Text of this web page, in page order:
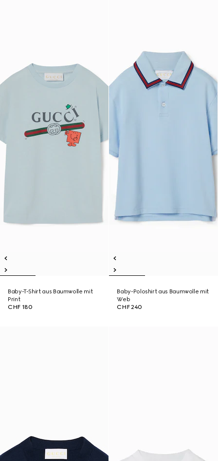
Baby-T-Shirt aus Baumwolle mit
Print
CHF 180
Baby-Poloshirt aus Baumwolle mit
Web
CHF 240